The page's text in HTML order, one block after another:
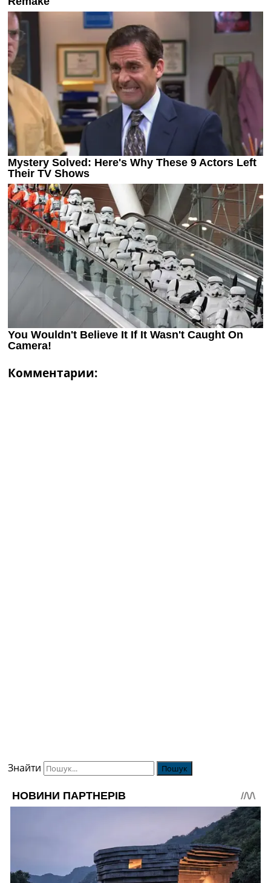
Комментарии:
Знайти